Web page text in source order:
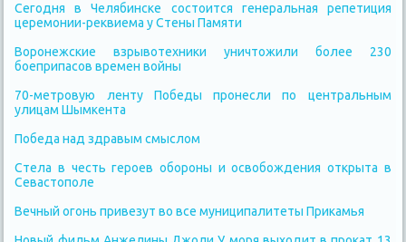
Сегодня в Челябинске состоится генеральная репетиция
церемонии-реквиема у Стены Памяти
Воронежские взрывотехники уничтожили более 230
боеприпасов времен войны
70-метровую ленту Победы пронесли по центральным
улицам Шымкента
Победа над здравым смыслом
Стела в честь героев обороны и освобождения открыта в
Севастополе
Вечный огонь привезут во все муниципалитеты Прикамья